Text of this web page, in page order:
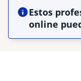
Estos
online